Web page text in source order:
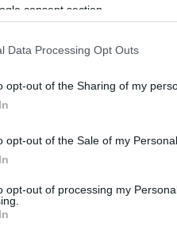
consent section.
Data Processing Opt Outs
opt-out of the Sharing of my
opt-out of the Sale of my Personal
opt-out of processing my
abwW2rlWlG
καμία έρευνα,
κάνει. Εκτελεί
χαρακτήρα μου, με